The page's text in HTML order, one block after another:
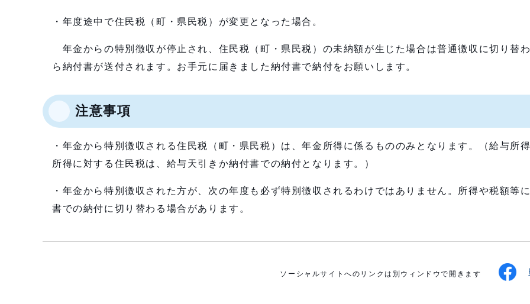
・年度途中で住民税（町・県民税）が変更となった場合。
年金からの特別徴収が停止され、住民税（町・県民税）の未納額が生じた場合は普通徴収に切り替
ら納付書が送付されます。お手元に届きました納付書で納付をお願いします。
注意事項
・年金から特別徴収される住民税（町・県民税）は、年金所得に係るもののみとなります。（給与所
所得に対する住民税は、給与天引きか納付書での納付となります。）
・年金から特別徴収された方が、次の年度も必ず特別徴収されるわけではありません。所得や税額等
書での納付に切り替わる場合があります。
ソーシャルサイトへのリンクは別ウィンドウで開きます